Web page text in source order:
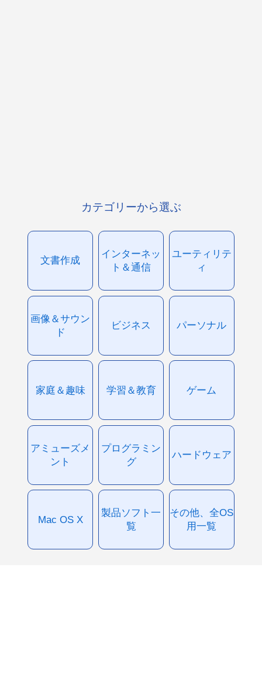
カテゴリーから選ぶ
文書作成
インターネッ
ト＆通信
ユーティリテ
ィ
画像＆サウン
ド
ビジネス パーソナル
家庭＆趣味 学習＆教育 ゲーム
アミューズメ
ント
プログラミン
グ
ハードウェア
Mac OS X
製品ソフト一
覧
その他、全OS
用一覧